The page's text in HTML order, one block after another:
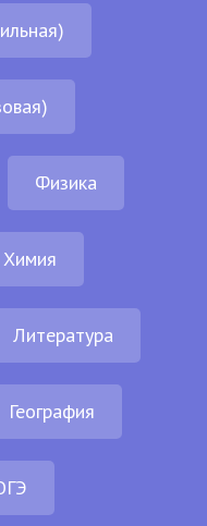
Физика
Химия
Литература
География